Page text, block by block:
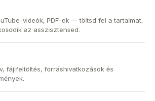
videók, PDF-ek — töltsd fel a tartalmat,
az asszisztensed.
fájlfeltöltés, forráshivatkozások és